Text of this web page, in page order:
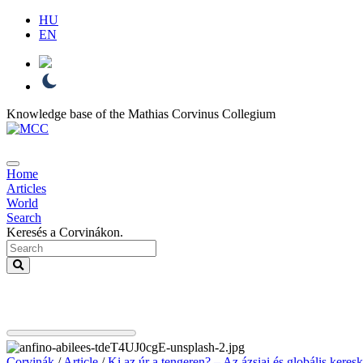
HU
EN
Knowledge base of the Mathias Corvinus Collegium
Home
Articles
World
Search
Keresés a Corvinákon.